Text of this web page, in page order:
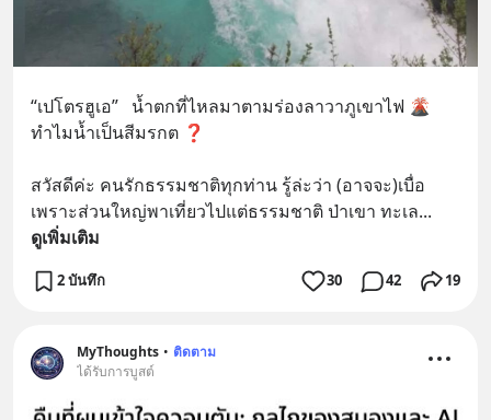
“เปโตรฮูเอ”   น้ำตกที่ไหลมาตามร่องลาวาภูเขาไฟ 🌋
ทำไมน้ำเป็นสีมรกต ❓
สวัสดีค่ะ คนรักธรรมชาติทุกท่าน รู้ล่ะว่า (อาจจะ)เบื่อ
เพราะส่วนใหญ่พาเที่ยวไปแต่ธรรมชาติ ป่าเขา ทะเล...
ดูเพิ่มเติม
2 บันทึก 30 42 19
MyThoughts • ติดตาม
ได้รับการบูสต์